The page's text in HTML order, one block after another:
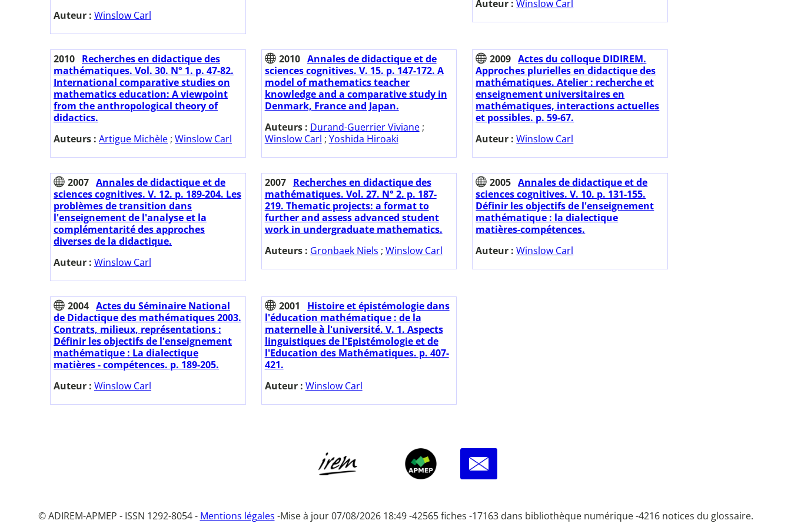
Auteur : Winslow Carl
Auteur :Winslow Carl
2010 Recherches en didactique des
mathématiques. Vol. 30. N° 1. p. 47-82.
International comparative studies on
mathematics education: A viewpoint
from the anthropological theory of
didactics.
Auteurs : Artigue Michèle ; Winslow Carl
2010 Annales de didactique et de
sciences cognitives. V. 15. p. 147-172. A
model of mathematics teacher
knowledge and a comparative study in
Denmark, France and Japan.
Auteurs : Durand-Guerrier Viviane;
Winslow Carl ; Yoshida Hiroaki
2009 Actes du colloque DIDIREM.
Approches plurielles en didactique des
mathématiques. Atelier : recherche et
enseignement universitaires en
mathématiques, interactions actuelles
et possibles. p. 59-67.
Auteur :Winslow Carl
2007 Annales de didactique et de
sciences cognitives. V. 12. p. 189-204. Les
problèmes de transition dans
l'enseignement de l'analyse et la
complémentarité des approches
diverses de la didactique.
Auteur : Winslow Carl
2007
Recherches en didactique des
mathématiques. Vol. 27. N° 2. p. 187-
219. Thematic projects: a format to
further and assess advanced student
work in undergraduate mathematics.
Auteurs : Gronbaek Niels ; Winslow Carl
2005 Annales de didactique et de
sciences cognitives. V. 10. p. 131-155.
Définir les objectifs de l'enseignement
mathématique : la dialectique
matières-compétences.
Auteur :Winslow Carl
2004 Actes du Séminaire National
de Didactique des mathématiques 2003.
Contrats, milieux, représentations :
Définir les objectifs de l'enseignement
mathématique : La dialectique
matières - compétences. p. 189-205.
Auteur : Winslow Carl
2001
Histoire et épistémologie dans
l'éducation mathématique : de la
maternelle à l'université. V. 1. Aspects
linguistiques de l'Epistémologie et de
l'Education des Mathématiques. p. 407-
421.
Auteur : Winslow Carl
© ADIREM-APMEP - ISSN 1292-8054 - Mentions légales -Mise à jour 07/08/2026 18:49 -42565 fiches -17163 dans bibliothèque numérique -4216 notices du glossaire.